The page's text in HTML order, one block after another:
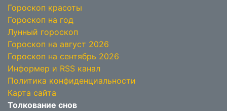
Гороскоп красоты
Гороскоп на год
Лунный гороскоп
Гороскоп на август 2026
Гороскоп на сентябрь 2026
Информер и RSS канал
Политика конфиденциальности
Карта сайта
Толкование снов